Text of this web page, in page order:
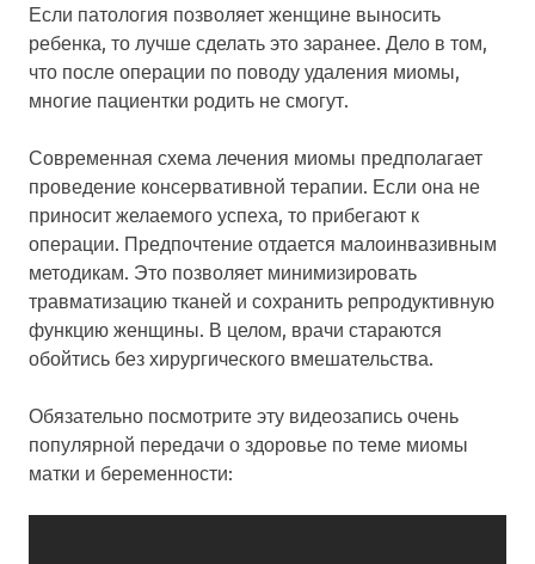
Если патология позволяет женщине выносить
ребенка, то лучше сделать это заранее. Дело в том,
что после операции по поводу удаления миомы,
многие пациентки родить не смогут.
Современная схема лечения миомы предполагает
проведение консервативной терапии. Если она не
приносит желаемого успеха, то прибегают к
операции. Предпочтение отдается малоинвазивным
методикам. Это позволяет минимизировать
травматизацию тканей и сохранить репродуктивную
функцию женщины. В целом, врачи стараются
обойтись без хирургического вмешательства.
Обязательно посмотрите эту видеозапись очень
популярной передачи о здоровье по теме миомы
матки и беременности: